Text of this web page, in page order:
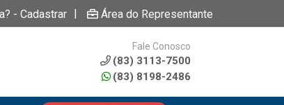
- Cadastrar | Área do Representante
Fale Conosco
(83) 3113-7500
(83) 8198-2486